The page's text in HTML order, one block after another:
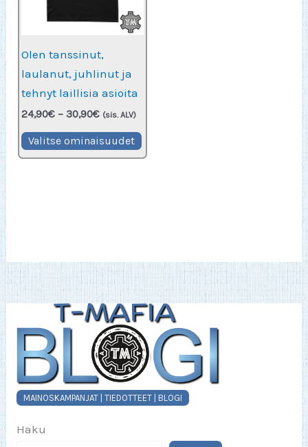
MAINOSKAMPANJAT | TIEDOTTEET | BLOGI
Haku
Olen tanssinut,
laulanut, juhlinut ja
tehnyt laillisia asioita
24,90€ – 30,90€Hintaluokka:
-
30,90€
(sis. ALV)
Valitse ominaisuudet Tällä
tuotteella
valinnat
tuotteen
sivulla.